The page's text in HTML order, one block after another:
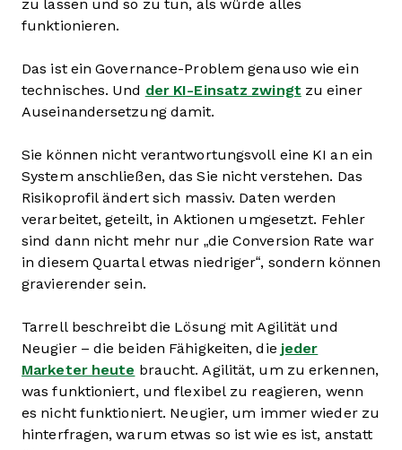
zu lassen und so zu tun, als würde alles
funktionieren.
Das ist ein Governance-Problem genauso wie ein
technisches. Und der KI-Einsatz zwingt zu einer
Auseinandersetzung damit.
Sie können nicht verantwortungsvoll eine KI an ein
System anschließen, das Sie nicht verstehen. Das
Risikoprofil ändert sich massiv. Daten werden
verarbeitet, geteilt, in Aktionen umgesetzt. Fehler
sind dann nicht mehr nur „die Conversion Rate war
in diesem Quartal etwas niedriger“, sondern können
gravierender sein.
Tarrell beschreibt die Lösung mit Agilität und
Neugier – die beiden Fähigkeiten, die jeder
Marketer heute braucht. Agilität, um zu erkennen,
was funktioniert, und flexibel zu reagieren, wenn
es nicht funktioniert. Neugier, um immer wieder zu
hinterfragen, warum etwas so ist wie es ist, anstatt